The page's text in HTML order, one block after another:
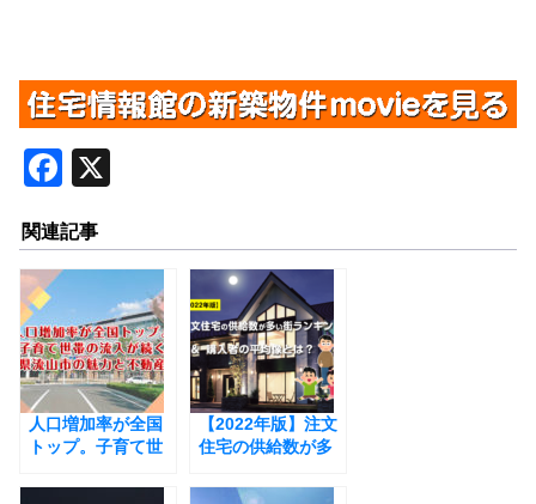
F
c
e
b
o
o
k
関連記事
人口増加率が全国
トップ。子育て世
葉県流山市の魅力
【2022年版】注文
住宅の供給数が多
購入者の平均像と